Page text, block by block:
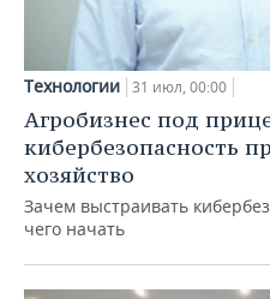
Технологии 31 июл, 00:00
Агробизнес под
кибербезопасность
хозяйство
Зачем выстраивать
чего начать